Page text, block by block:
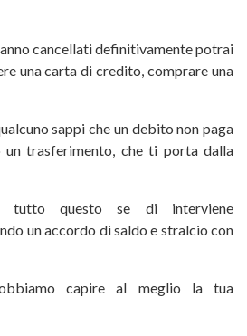
cancellati definitivamente potrai
una carta di credito, comprare una
sappi che un debito non paga
trasferimento, che ti porta dalla
questo se di interviene
un accordo disaldo e stralcio con
capire al meglio la tua